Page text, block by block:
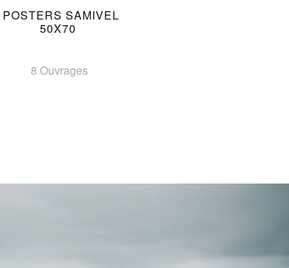
POSTERS SAMIVEL
50X70
8 Ouvrages